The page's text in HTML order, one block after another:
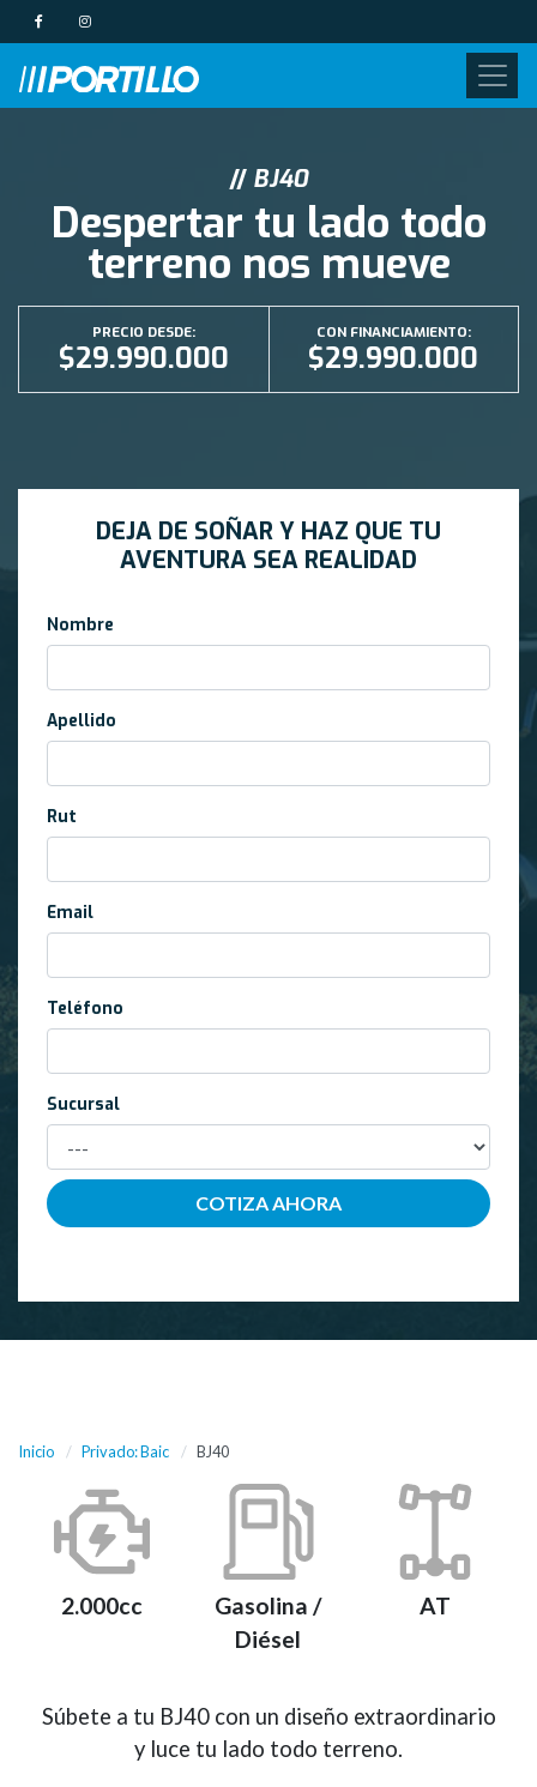
// BJ40
Despertar tu lado todo
terreno nos mueve
PRECIO DESDE:
$29.990.000
CON FINANCIAMIENTO:
$29.990.000
DEJA DE SOÑAR Y HAZ QUE TU
AVENTURA SEA REALIDAD
Nombre
Apellido
Rut
Email
Teléfono
Sucursal
Inicio Privado: Baic BJ40
2.000cc
Gasolina /
Diésel
AT
Súbete a tu BJ40 con un diseño extraordinario
y luce tu lado todo terreno.